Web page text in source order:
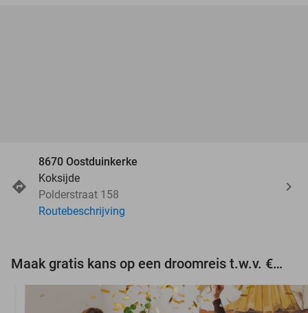
8670 Oostduinkerke
Koksijde
Polderstraat 158
Routebeschrijving
Maak gratis kans op een droomreis t.w.v. €3.000!